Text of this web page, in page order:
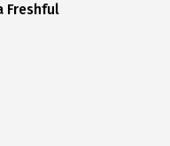
Freshful